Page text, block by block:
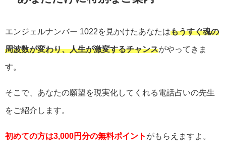
エンジェルナンバー 1022を見かけたあなたはもうすぐ魂の
周波数が変わり、人生が激変するチャンスがやってきま
す。
そこで、あなたの願望を現実化してくれる電話占いの先生
をご紹介します。
初めての方は3,000円分の無料ポイント がもらえますよ。